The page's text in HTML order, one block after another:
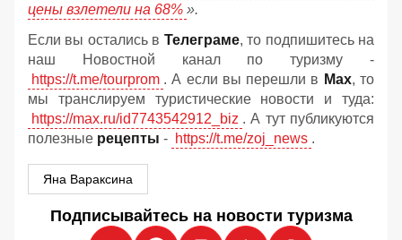
цены взлетели на 68% ».
Если вы остались в Телеграме, то подпишитесь на
наш Новостной канал по туризму -
https://t.me/tourprom . А если вы перешли в Мах, то
мы транслируем туристические новости и туда:
https://max.ru/id7743542912_biz . А тут публикуются
полезные рецепты - https://t.me/zoj_news .
Яна Вараксина
Подписывайтесь на новости туризма